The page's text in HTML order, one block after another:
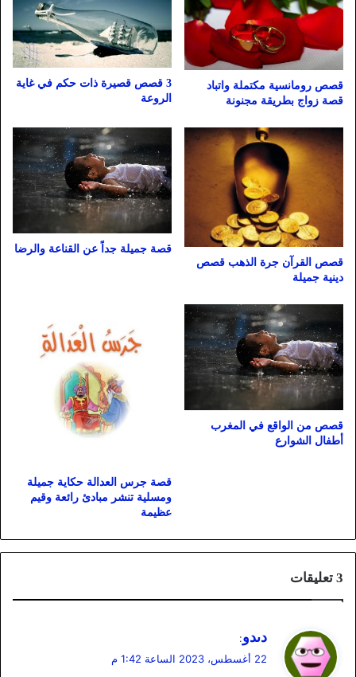
قصص رومانسية مكتملة واتباد
قصة زواج بطريقة مجنونة
3 قصص قصيرة ذات حكم في غاية
الروعة
قصص القرآن جرة الذهب قصص
دينية جميلة
قصة جميلة جداً عن القناعة والرضا
قصص من الواقع في المغرب
أطفال الشوارع
قصة جرس العدالة حكاية جميلة
ومسلية تنشر مبادئ رائعة وقيم
عظيمة
‫3 تعليقات
ي
دىدو:
22 أغسطس، 2023 الساعة 1:42 م